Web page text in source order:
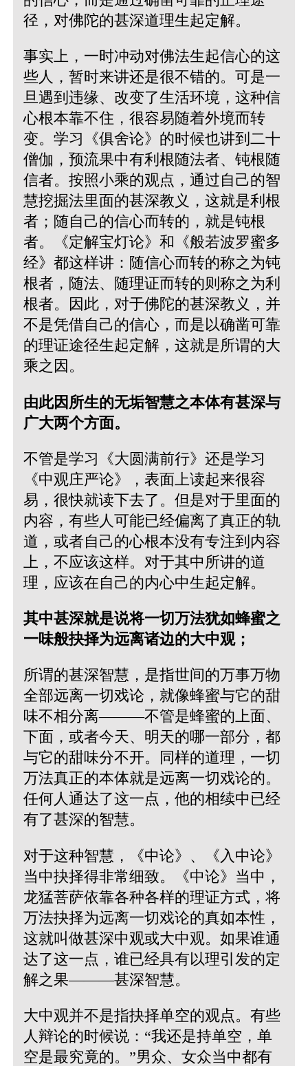
径，对佛陀的甚深道理生起定解。
事实上，一时冲动对佛法生起信心的这
些人，暂时来讲还是很不错的。可是一
旦遇到违缘、改变了生活环境，这种信
心根本靠不住，很容易随着外境而转
变。学习《俱舍论》的时候也讲到二十
僧伽，预流果中有利根随法者、钝根随
信者。按照小乘的观点，通过自己的智
慧挖掘法里面的甚深教义，这就是利根
者；随自己的信心而转的，就是钝根
者。《定解宝灯论》和《般若波罗蜜多
经》都这样讲：随信心而转的称之为钝
根者，随法、随理证而转的则称之为利
根者。因此，对于佛陀的甚深教义，并
不是凭借自己的信心，而是以确凿可靠
的理证途径生起定解，这就是所谓的大
乘之因。
由此因所生的无垢智慧之本体有甚深与
广大两个方面。
不管是学习《大圆满前行》还是学习
《中观庄严论》，表面上读起来很容
易，很快就读下去了。但是对于里面的
内容，有些人可能已经偏离了真正的轨
道，或者自己的心根本没有专注到内容
上，不应该这样。对于其中所讲的道
理，应该在自己的内心中生起定解。
其中甚深就是说将一切万法犹如蜂蜜之
一味般抉择为远离诸边的大中观；
所谓的甚深智慧，是指世间的万事万物
全部远离一切戏论，就像蜂蜜与它的甜
味不相分离———不管是蜂蜜的上面、
下面，或者今天、明天的哪一部分，都
与它的甜味分不开。同样的道理，一切
万法真正的本体就是远离一切戏论的。
任何人通达了这一点，他的相续中已经
有了甚深的智慧。
对于这种智慧，《中论》、《入中论》
当中抉择得非常细致。《中论》当中，
龙猛菩萨依靠各种各样的理证方式，将
万法抉择为远离一切戏论的真如本性，
这就叫做甚深中观或大中观。如果谁通
达了这一点，谁已经具有以理引发的定
解之果———甚深智慧。
大中观并不是指抉择单空的观点。有些
人辩论的时候说：“我还是持单空，单
空是最究竟的。”男众、女众当中都有